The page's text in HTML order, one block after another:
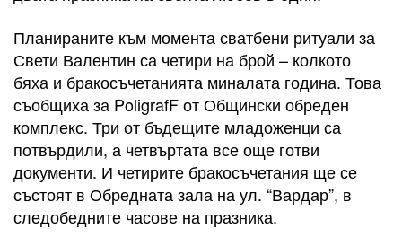
Планираните към момента сватбени ритуали за
Свети Валентин са четири на брой – колкото
бяха и бракосъчетанията миналата година. Това
съобщиха за PoligrafF от Общински обреден
комплекс. Три от бъдещите младоженци са
потвърдили, а четвъртата все още готви
документи. И четирите бракосъчетания ще се
състоят в Обредната зала на ул. “Вардар”, в
следобедните часове на празника.